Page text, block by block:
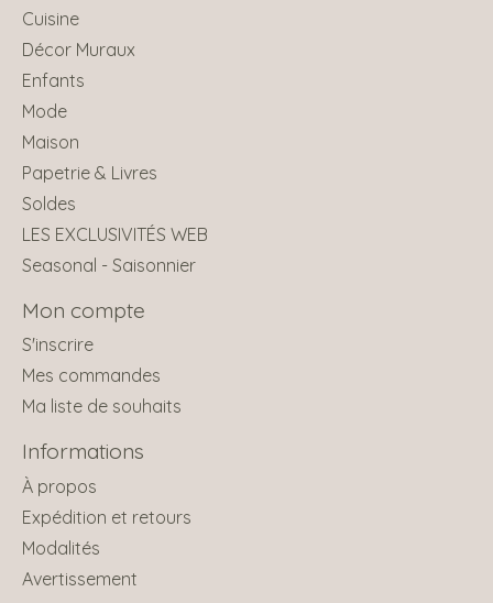
Cuisine
Décor Muraux
Enfants
Mode
Maison
Papetrie & Livres
Soldes
LES EXCLUSIVITÉS WEB
Seasonal - Saisonnier
Mon compte
S'inscrire
Mes commandes
Ma liste de souhaits
Informations
À propos
Expédition et retours
Modalités
Avertissement